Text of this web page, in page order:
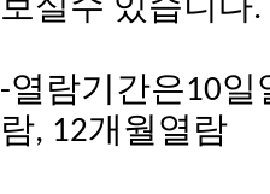
보실수 있습니다.
-열람기간은10일
람, 12개월열람